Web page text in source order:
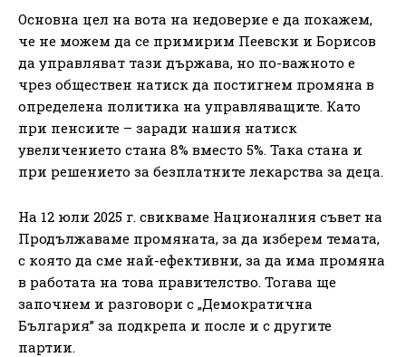
Основна цел на вота на недоверие е да покажем,
че не можем да се примирим Пеевски и Борисов
да управляват тази държава, но по-важното е
чрез обществен натиск да постигнем промяна в
определена политика на управляващите. Като
при пенсиите – заради нашия натиск
увеличението стана 8% вместо 5%. Така стана и
при решението за безплатните лекарства за деца.
На 12 юли 2025 г. свикваме Националния съвет на
Продължаваме промяната, за да изберем темата,
с която да сме най-ефективни, за да има промяна
в работата на това правителство. Тогава ще
започнем и разговори с „Демократична
България” за подкрепа и после и с другите
партии.